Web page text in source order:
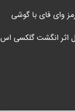
وای فای با گوشی
اثر انگشت گلکسی اس 7